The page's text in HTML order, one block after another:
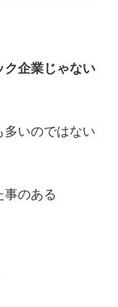
ク企業じゃない
多いのではない
事のある